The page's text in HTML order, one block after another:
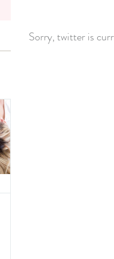
Sorry, twitter is